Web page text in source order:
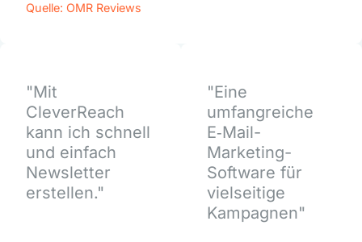
Quelle: OMR Reviews
"Mit
CleverReach
kann ich schnell
und einfach
Newsletter
erstellen."
"Eine
umfangreiche
E‑Mail-
Marketing-
Software für
vielseitige
Kampagnen"